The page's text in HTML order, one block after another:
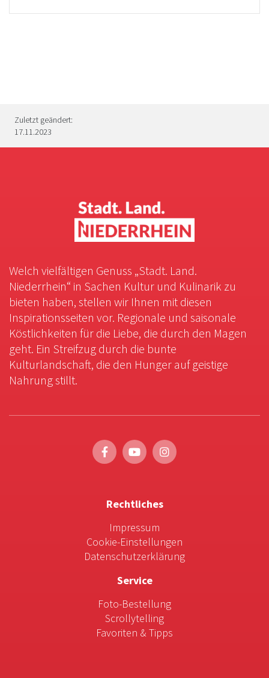
Zuletzt geändert:
17.11.2023
Welch vielfältigen Genuss „Stadt. Land.
Niederrhein“ in Sachen Kultur und Kulinarik zu
bieten haben, stellen wir Ihnen mit diesen
Inspirationsseiten vor. Regionale und saisonale
Köstlichkeiten für die Liebe, die durch den Magen
geht. Ein Streifzug durch die bunte
Kulturlandschaft, die den Hunger auf geistige
Nahrung stillt.
Rechtliches
Impressum
Cookie-Einstellungen
Datenschutzerklärung
Service
Foto-Bestellung
Scrollytelling
Favoriten & Tipps